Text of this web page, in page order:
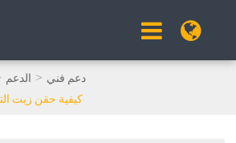
الدعم
دعم فني
كيفية حقن زيت